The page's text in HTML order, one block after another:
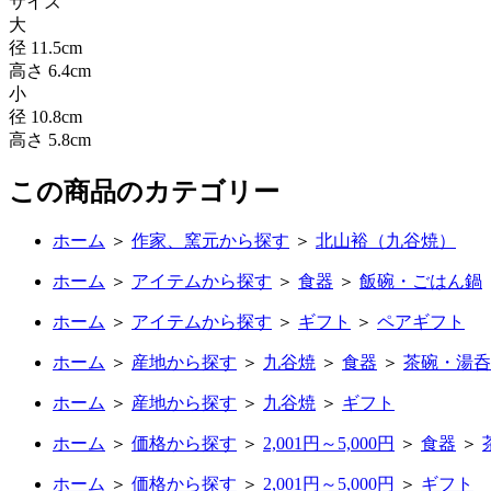
大
径 11.5cm
高さ 6.4cm
小
径 10.8cm
高さ 5.8cm
この商品のカテゴリー
ホーム ＞ 作家、窯元から探す ＞ 北山裕（九谷焼）
ホーム ＞ アイテムから探す ＞ 食器 ＞ 飯碗・ごはん鍋
ホーム ＞ アイテムから探す ＞ ギフト ＞ ペアギフト
ホーム ＞ 産地から探す ＞ 九谷焼 ＞ 食器 ＞ 茶碗・湯呑
ホーム ＞ 産地から探す ＞ 九谷焼 ＞ ギフト
ホーム ＞ 価格から探す ＞ 2,001円～5,000円 ＞ 食器 ＞
ホーム ＞ 価格から探す ＞ 2,001円～5,000円 ＞ ギフト